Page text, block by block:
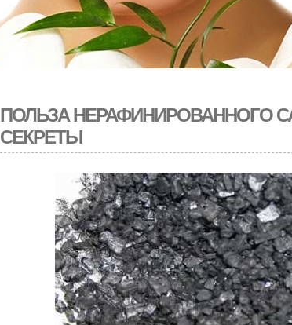
ПОЛЬЗА НЕРАФИНИРОВАННОГО
СЕКРЕТЫ